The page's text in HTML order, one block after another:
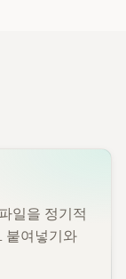
일을 정기적
붙여넣기와